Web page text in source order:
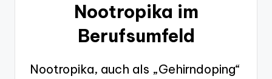
Nootropika im
Berufsumfeld
Nootropika, auch als „Gehirndoping“